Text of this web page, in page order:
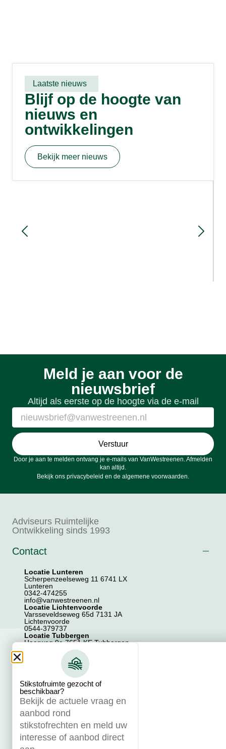
Laatste nieuws
Blijf op de hoogte van
nieuws en
ontwikkelingen
Bekijk meer nieuws
Meld je aan voor de
nieuwsbrief
Altijd als eerste op de hoogte via de e-mail
Verstuur
Door je aan te melden ontvang je e-mails van VanWestreenen. Afmelden
kan altijd.
Bekijk ons privacybeleid en de algemene voorwaarden.
Adviseurs Ruimtelijke
Ontwikkeling sinds 1993
Contact
Locatie Lunteren
Scherpenzeelseweg 11 6741 LX
Lunteren
0342-474255
info@vanwestreenen.nl
Locatie Lichtenvoorde
Varsseveldseweg 65d 7131 JA
Lichtenvoorde
0544-379737
Locatie Tubbergen
Haarweg 9a 7651 KE Tubbergen
Locatie Zwolle
Zwartewaterallee 44 8031 DX Zwolle
038-7200202
Over ons
Diensten
Sectoren
© 2025 VanWestreenen •Algemene voorwaarden
Stikstofruimte gezocht of
beschikbaar?
Bekijk de actuele vraag en
aanbod rond
stikstofrechten en meld uw
interesse of aanbod direct